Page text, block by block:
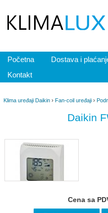
Početna Dostava i
Kontakt
Klima uređaji Daikin › Fan-coil uređaji ›
Daikin
Cena sa